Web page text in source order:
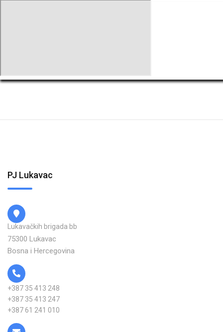
PJ Lukavac
Lukavačkih brigada bb
75300 Lukavac
Bosna i Hercegovina
+387 35 413 248
+387 35 413 247
+387 61 241 010